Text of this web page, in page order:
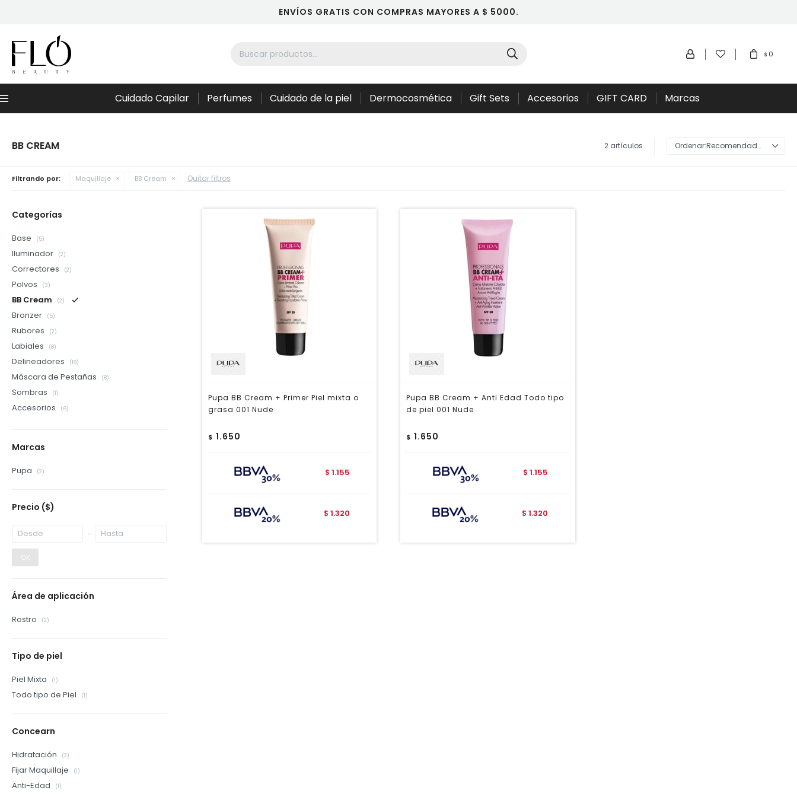
ENVÍOS GRATIS CON COMPRAS MAYORES A $ 5000.
Menú Cuidado Capilar Perfumes Cuidado de la piel Dermocosmética Gift Sets Accesorios GIFT CARD Marcas
$ 0
BB CREAM 2 artículos Recomendados
Filtrando por: Maquillaje BB Cream Quitar filtros
Pupa BB Cream + Primer Piel mixta o
grasa 001 Nude
$ 1.650
$ 1.155
$ 1.320
Pupa BB Cream + Anti Edad Todo tipo
de piel 001 Nude
$ 1.650
$ 1.155
$ 1.320
Categorías
Base (5)
Iluminador (2)
Correctores (2)
Polvos (3)
BB Cream (2)
Bronzer (5)
Rubores (2)
Labiales (8)
Delineadores (18)
Máscara de Pestañas (8)
Sombras (1)
Accesorios (6)
Marcas
Pupa (2)
Precio ($)
OK
Área de aplicación
Rostro (2)
Tipo de piel
Piel Mixta (1)
Todo tipo de Piel (1)
Concearn
Hidratación (2)
Fijar Maquillaje (1)
Anti-Edad (1)